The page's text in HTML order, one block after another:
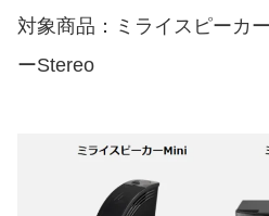
対象商品：ミライスピーカ
ーStereo